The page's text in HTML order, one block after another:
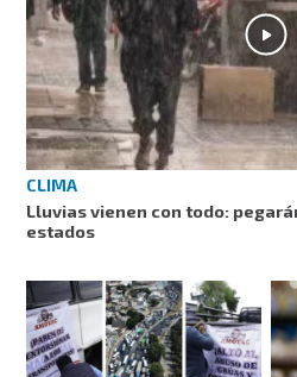
CLIMA
Lluvias vienen con todo:
estados